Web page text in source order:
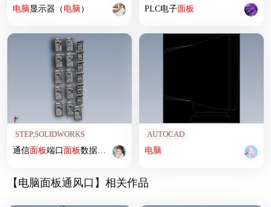
电脑显示器（电脑） PLC电子面板
STEP,SOLIDWORKS
通信面板端口面板数据通信接口17种
AUTOCAD
电脑
【电脑面板通风口】相关作品